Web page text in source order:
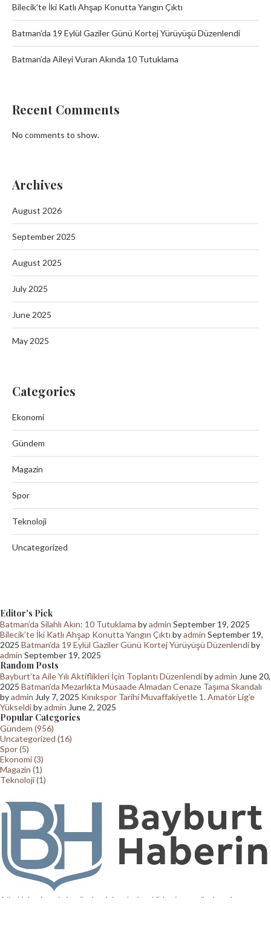
Bilecik’te İki Katlı Ahşap Konutta Yangın Çıktı
Batman’da 19 Eylül Gaziler Günü Kortej Yürüyüşü Düzenlendi
Batman’da Aileyi Vuran Akında 10 Tutuklama
Recent Comments
No comments to show.
Archives
August 2026
September 2025
August 2025
July 2025
June 2025
May 2025
Categories
Ekonomi
Gündem
Magazin
Spor
Teknoloji
Uncategorized
Editor's Pick
Batman’da Silahlı Akın: 10 Tutuklama byadmin September 19, 2025
Bilecik’te İki Katlı Ahşap Konutta Yangın Çıktı byadmin September 19,
2025 Batman’da 19 Eylül Gaziler Günü Kortej Yürüyüşü Düzenlendiby
admin September 19, 2025
Random Posts
Bayburt’ta Aile Yılı Aktiflikleri İçin Toplantı Düzenlendibyadmin June 20,
2025 Batman’da Mezarlıkta Müsaade Almadan Cenaze Taşıma Skandalı
byadmin July 7, 2025 Kınıkspor Tarihi Muvaffakiyetle 1. Amatör Lig’e
Yükseldibyadmin June 2, 2025
Popular Categories
Gündem (956)
Uncategorized (16)
Spor (5)
Ekonomi (3)
Magazin (1)
Teknoloji (1)
Ağrı Haberin şehrin gündemini en hızlı şekilde ziyaretçilerine ulaştıran